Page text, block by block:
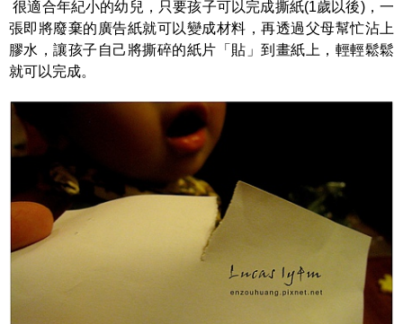
很適合年紀小的幼兒，只要孩子可以完成撕紙(1歲以後)，一
張即將廢棄的廣告紙就可以變成材料，再透過父母幫忙沾上
膠水，讓孩子自己將撕碎的紙片「貼」到畫紙上，輕輕鬆鬆
就可以完成。